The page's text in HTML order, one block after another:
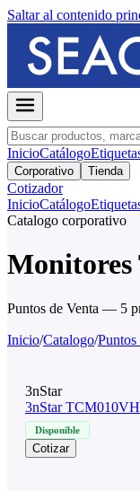
Saltar al contenido
InicioCatálogo
Corporativo Tienda
Cotizador
InicioCatálogo
Catalogo corporativo
Monitores
Puntos de Venta — 5
Inicio/Catalogo/Puntos
3nStar
3nStar TCM010VH
Disponible
Cotizar